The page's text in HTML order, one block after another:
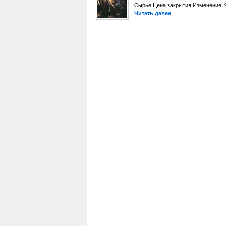
Сырье Цена закрытия Изменение,
Читать далее